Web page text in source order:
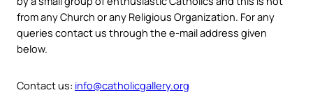
from any Church or any Religious Organization. For any
queries contact us through the e-mail address given
below.
Contact us: info@catholicgallery.org